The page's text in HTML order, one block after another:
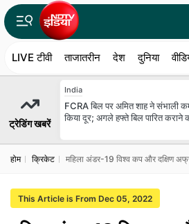
LIVE टीवी ताजातरीन देश दुनिया
ट्रेडिंग खबरें
India
FCRA बिल पर अमित शाह ने संभाली
किया दूर; अगले हफ्ते बिल पारित कराने
होम क्रिकेट महिला अंडर-19 विश्व कप और दक्षिण
This Article is From Dec 05, 2022